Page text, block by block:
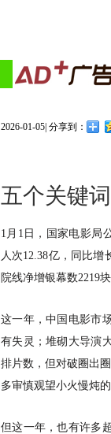
2026-01-05| 分享到：
五个关键
1月1日，国家电影局
人次12.38亿，同比增
院线净增银幕数2219
这一年，中国电影市
有失灵；堆砌大导演
排片数，但对破圈出
多审慎观望小火慢炖的
但这一年，也有许多